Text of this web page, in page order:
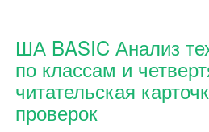
ША BASIC Анализ
по классам и
читательская
проверок